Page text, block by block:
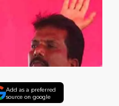
Add as a preferred
source on google